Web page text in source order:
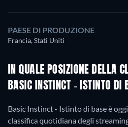
PAESE DI PRODUZIONE
Francia, Stati Uniti
IN QUALE POSIZIONE DELLA
BASIC INSTINCT - ISTINTO DI
Basic Instinct - Istinto di base è
classifica quotidiana degli